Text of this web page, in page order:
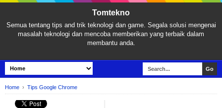
Tomtekno
Semua tentang tips and trik teknologi dan game. Segala solusi mengenai
masalah teknologi dan mencoba memberikan yang terbaik dalam
membantu anda.
Home › Tips Google Chrome
TIPS GOOGLE CHROME